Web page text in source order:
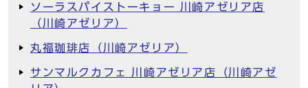
ソーラスパイストーキョー 川崎アゼリア店
（川崎アゼリア）
丸福珈琲店（川崎アゼリア）
サンマルクカフェ 川崎アゼリア店（川崎アゼ